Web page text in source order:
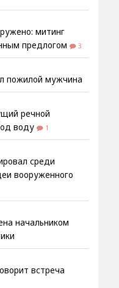
митинг
предлогом
3
пожилой мужчина
речной
воду
1
среди
вооруженного
начальником
встреча